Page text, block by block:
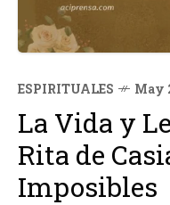
ESPIRITUALES May
La Vida y
Rita de
Imposibles